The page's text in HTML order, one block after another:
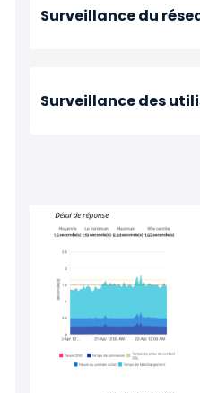
Surveillance du
Surveillance des